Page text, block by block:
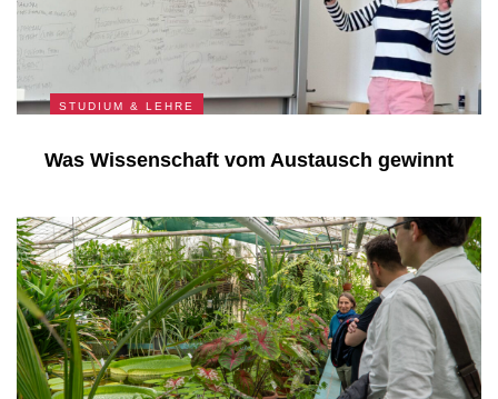
STUDIUM & LEHRE
Was Wissenschaft vom Austausch gewinnt